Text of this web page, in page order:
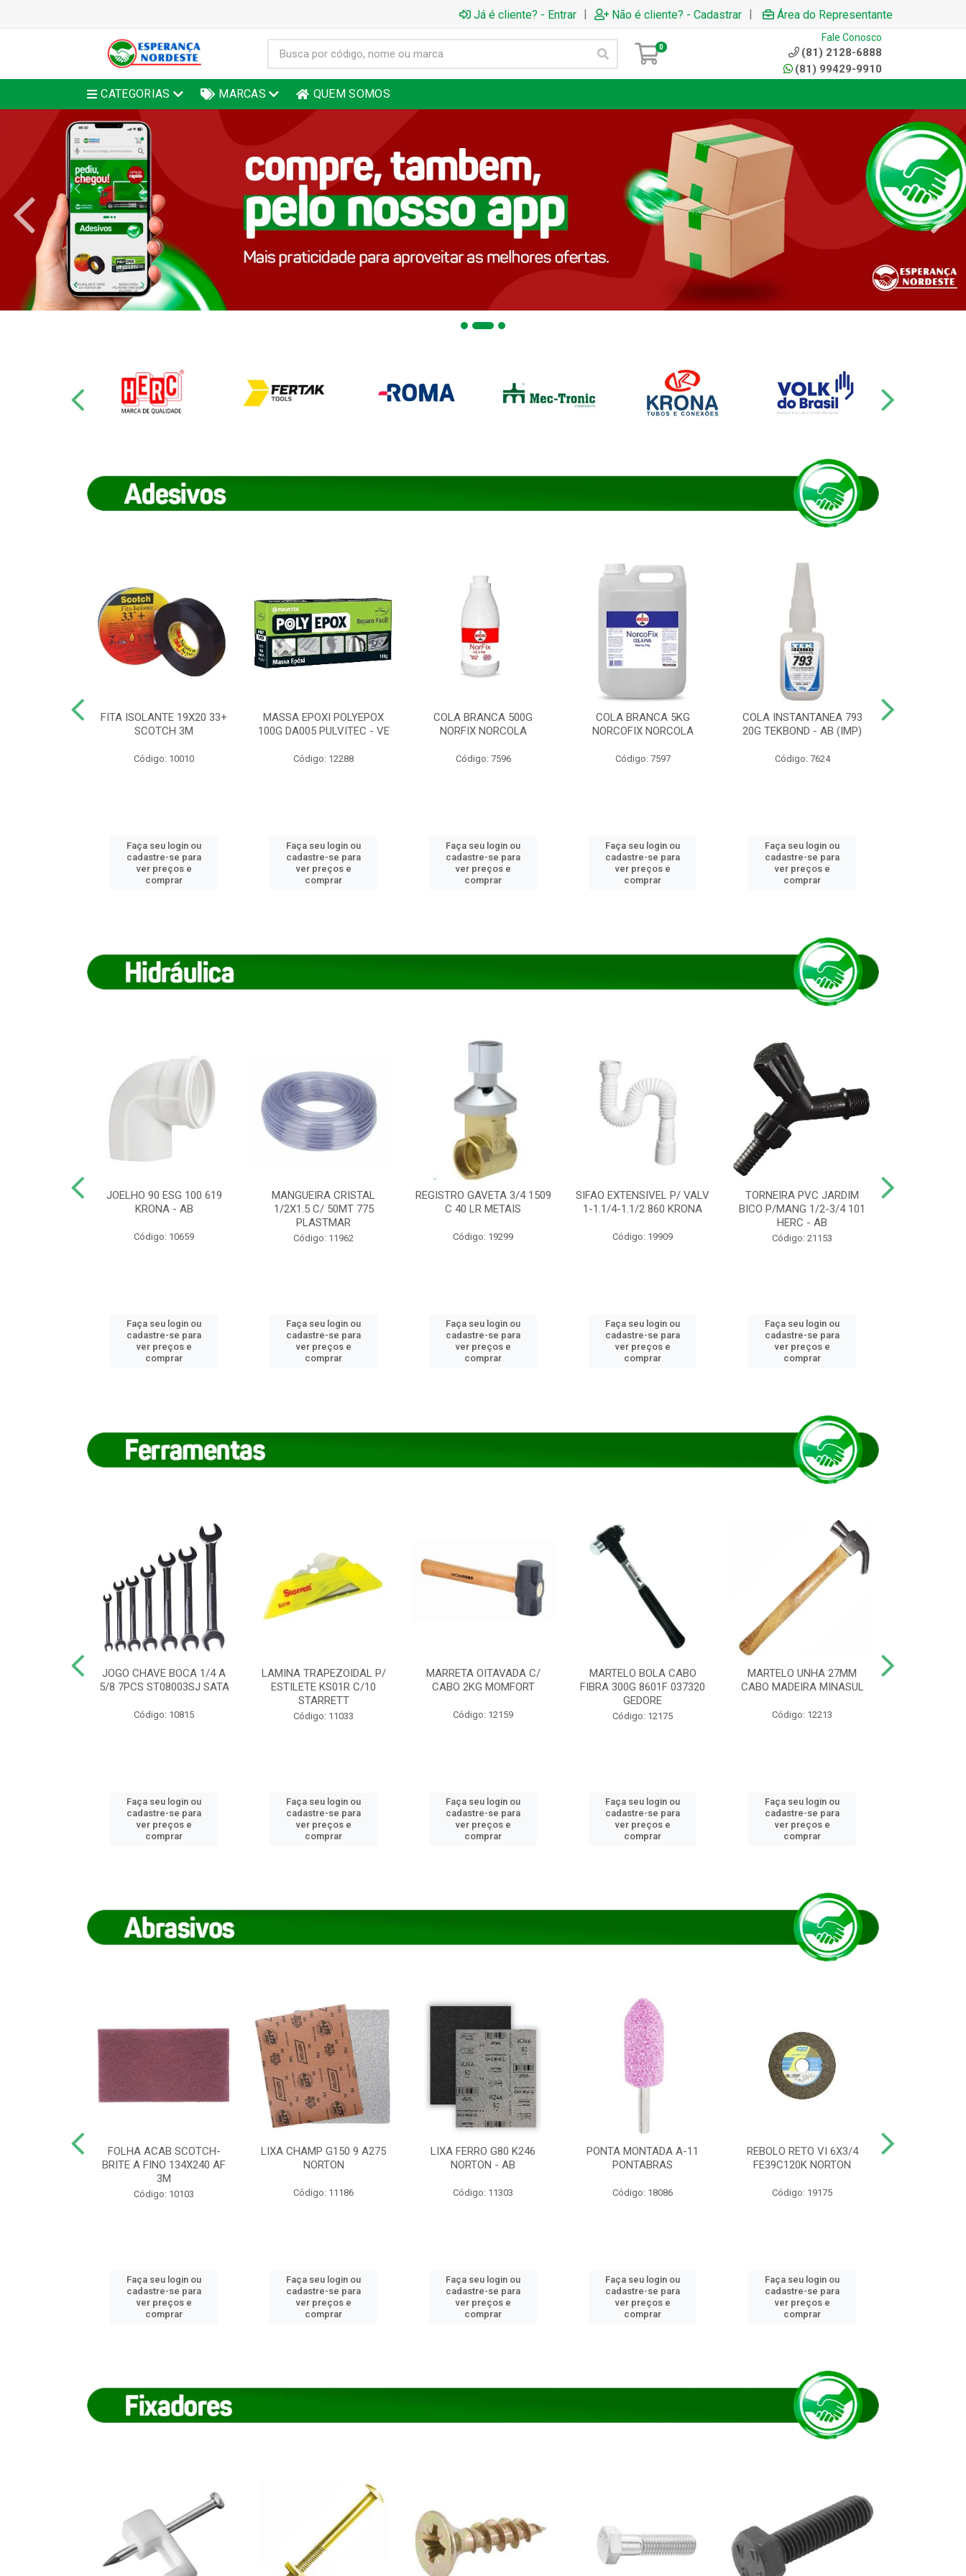
Já é cliente? - Entrar | Não é cliente? - Cadastrar | Área do Representante
0
Fale Conosco
(81) 2128-6888
(81) 99429-9910
CATEGORIAS MARCAS QUEM SOMOS
FITA ISOLANTE 19X20 33+
SCOTCH 3M
Código: 10010
Faça seu login ou
cadastre-se para
ver preços e
comprar
MASSA EPOXI POLYEPOX
100G DA005 PULVITEC - VE
Código: 12288
Faça seu login ou
cadastre-se para
ver preços e
comprar
COLA BRANCA 500G
NORFIX NORCOLA
Código: 7596
Faça seu login ou
cadastre-se para
ver preços e
comprar
COLA BRANCA 5KG
NORCOFIX NORCOLA
Código: 7597
Faça seu login ou
cadastre-se para
ver preços e
comprar
COLA INSTANTANEA 793
20G TEKBOND - AB (IMP)
Código: 7624
Faça seu login ou
cadastre-se para
ver preços e
comprar
JOELHO 90 ESG 100 619
KRONA - AB
Código: 10659
Faça seu login ou
cadastre-se para
ver preços e
comprar
MANGUEIRA CRISTAL
1/2X1.5 C/ 50MT 775
PLASTMAR
Código: 11962
Faça seu login ou
cadastre-se para
ver preços e
comprar
REGISTRO GAVETA 3/4 1509
C 40 LR METAIS
Código: 19299
Faça seu login ou
cadastre-se para
ver preços e
comprar
SIFAO EXTENSIVEL P/ VALV
1-1.1/4-1.1/2 860 KRONA
Código: 19909
Faça seu login ou
cadastre-se para
ver preços e
comprar
TORNEIRA PVC JARDIM
BICO P/MANG 1/2-3/4 101
HERC - AB
Código: 21153
Faça seu login ou
cadastre-se para
ver preços e
comprar
JOGO CHAVE BOCA 1/4 A
5/8 7PCS ST08003SJ SATA
Código: 10815
Faça seu login ou
cadastre-se para
ver preços e
comprar
LAMINA TRAPEZOIDAL P/
ESTILETE KS01R C/10
STARRETT
Código: 11033
Faça seu login ou
cadastre-se para
ver preços e
comprar
MARRETA OITAVADA C/
CABO 2KG MOMFORT
Código: 12159
Faça seu login ou
cadastre-se para
ver preços e
comprar
MARTELO BOLA CABO
FIBRA 300G 8601F 037320
GEDORE
Código: 12175
Faça seu login ou
cadastre-se para
ver preços e
comprar
MARTELO UNHA 27MM
CABO MADEIRA MINASUL
Código: 12213
Faça seu login ou
cadastre-se para
ver preços e
comprar
FOLHA ACAB SCOTCH-
BRITE A FINO 134X240 AF
3M
Código: 10103
Faça seu login ou
cadastre-se para
ver preços e
comprar
LIXA CHAMP G150 9 A275
NORTON
Código: 11186
Faça seu login ou
cadastre-se para
ver preços e
comprar
LIXA FERRO G80 K246
NORTON - AB
Código: 11303
Faça seu login ou
cadastre-se para
ver preços e
comprar
PONTA MONTADA A-11
PONTABRAS
Código: 18086
Faça seu login ou
cadastre-se para
ver preços e
comprar
REBOLO RETO VI 6X3/4
FE39C120K NORTON
Código: 19175
Faça seu login ou
cadastre-se para
ver preços e
comprar